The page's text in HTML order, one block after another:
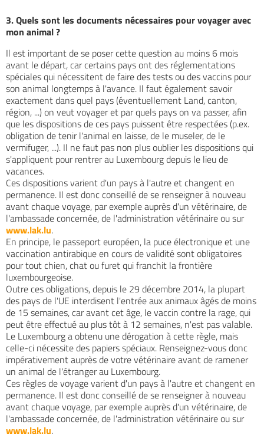
3. Quels sont les documents nécessaires pour voyager avec
mon animal ?
Il est important de se poser cette question au moins 6 mois
avant le départ, car certains pays ont des réglementations
spéciales qui nécessitent de faire des tests ou des vaccins pour
son animal longtemps à l'avance. Il faut également savoir
exactement dans quel pays (éventuellement Land, canton,
région, ...) on veut voyager et par quels pays on va passer, afin
que les dispositions de ces pays puissent être respectées (p.ex.
obligation de tenir l'animal en laisse, de le museler, de le
vermifuger, ...). Il ne faut pas non plus oublier les dispositions qui
s'appliquent pour rentrer au Luxembourg depuis le lieu de
vacances.
Ces dispositions varient d'un pays à l'autre et changent en
permanence. Il est donc conseillé de se renseigner à nouveau
avant chaque voyage, par exemple auprès d'un vétérinaire, de
l'ambassade concernée, de l'administration vétérinaire ou sur
www.lak.lu.
En principe, le passeport européen, la puce électronique et une
vaccination antirabique en cours de validité sont obligatoires
pour tout chien, chat ou furet qui franchit la frontière
luxembourgeoise.
Outre ces obligations, depuis le 29 décembre 2014, la plupart
des pays de l'UE interdisent l'entrée aux animaux âgés de moins
de 15 semaines, car avant cet âge, le vaccin contre la rage, qui
peut être effectué au plus tôt à 12 semaines, n'est pas valable.
Le Luxembourg a obtenu une dérogation à cette règle, mais
celle-ci nécessite des papiers spéciaux. Renseignez-vous donc
impérativement auprès de votre vétérinaire avant de ramener
un animal de l'étranger au Luxembourg.
Ces règles de voyage varient d'un pays à l'autre et changent en
permanence. Il est donc conseillé de se renseigner à nouveau
avant chaque voyage, par exemple auprès d'un vétérinaire, de
l'ambassade concernée, de l'administration vétérinaire ou sur
www.lak.lu.